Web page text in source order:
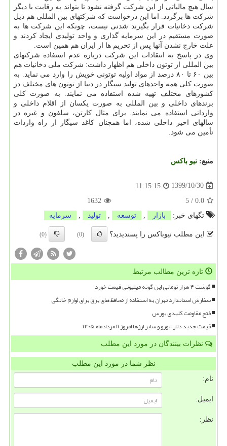
سال هیچ مالیاتی از این شرکت گرفته نشود تا بتواند به رقابت با دیگر
شرکت ها برگردد. اما این درخواست که شرکتهای بین المللی هم ذیل
شرکت دخانیات قرار بگیرند شدنی نیست، چونکه این شرکت ها به
صورت مستقیم در این سرمایه گذاری و واحد تولیدی ایجاد کردند و
علت خارج نشدن آنها پس از تحریم ها از ایران هم همین است.
وی در پاسخ به انتقادات این شرکت درباره عدم استفاده شرکتهای
بین المللی از توتون داخلی هم اظهار داشت: شرکت ملی دخانیات هم
بین ۶۰ تا ۸۰ درصد از مواد اولیه توتونی خویش را وارد می نماید. به
صورت کلی همه واحدهای تولید سیگار در دنیا از توتون های مختلف در
کشورهای مختلف تهیه شده استفاده می نمایند. به صورت کلی
برندهای داخلی و بین المللی به صورت یکسان از اقلام داخلی و
وارداتی استفاده می نمایند. برای مثال کارتن، سلفون و غیره در
سالهای اخیر داخلی شده، اما همچنان کاغذ سیگار از راه واردات
تأمین می شود.
منبع: نیو باكس
1399/10/30
11:15:15
0.0
/
5
1632
تگهای خبر:
بازار , توسعه , تولید , سرمایه
این مطلب نیوباکس را پسندیدید؟ (0)
(0)
تازه ترین مطالب مرتبط
گوشت ۴ هزار تومانی این گونه میلیونی قیمت خورد
سفارش استاندارد تهران به استفاده از محافظ های برق برای لوازم خانگی
فتح مقاومت کلیدی بورس
قیمت جدید دلار، یورو و سایر ارزها امروز ۱۱ مردادماه ۱۴۰۵
نظرات بینندگان در مورد این مطلب
نظر شما در مورد این مطلب
نام:
ایمیل:
نظر: